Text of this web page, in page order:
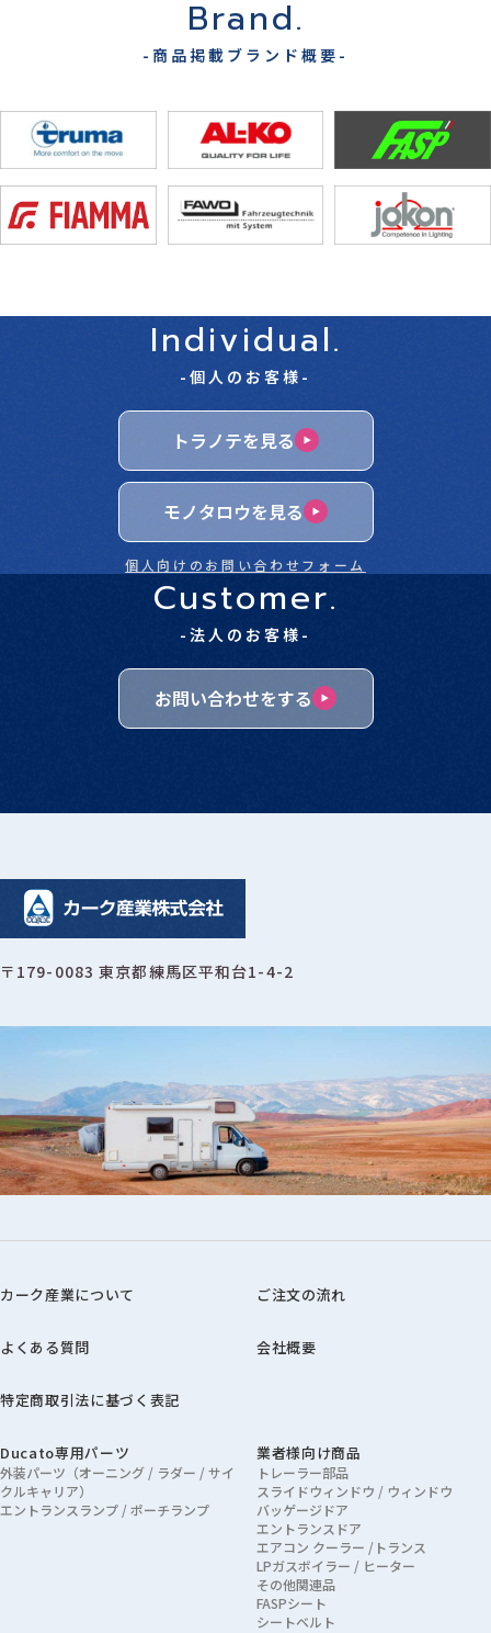
Brand.
-商品掲載ブランド概要-
Individual.
-個人のお客様-
トラノテを見る
モノタロウを見る
個人向けのお問い合わせフォーム
Customer.
-法人のお客様-
お問い合わせをする
〒179-0083 東京都練馬区平和台1-4-2
カーク産業について ご注文の流れ
よくある質問 会社概要
特定商取引法に基づく表記
Ducato専用パーツ
外装パーツ（オーニング / ラダー / サイ
クルキャリア）
エントランスランプ / ポーチランプ
業者様向け商品
トレーラー部品
スライドウィンドウ / ウィンドウ
バッゲージドア
エントランスドア
エアコン クーラー /トランス
LPガスボイラー / ヒーター
その他関連品
FASPシート
シートベルト